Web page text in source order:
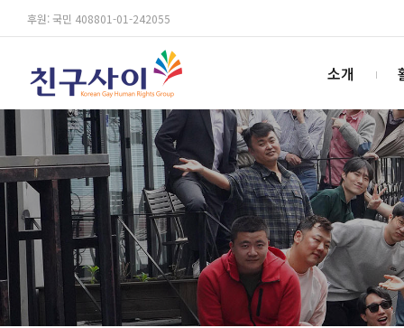
후원: 국민 408801-01-242055
소개